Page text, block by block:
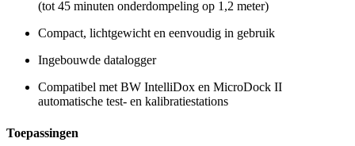
(tot 45 minuten onderdompeling op 1,2 meter)
Compact, lichtgewicht en eenvoudig in gebruik
Ingebouwde datalogger
Compatibel met BW IntelliDox en MicroDock II
automatische test- en kalibratiestations
Toepassingen